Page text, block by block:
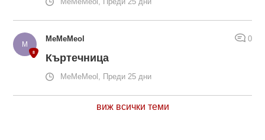
MeMeMeol 0
Къртечница
MeMeMeol, Преди 25 дни
виж всички теми